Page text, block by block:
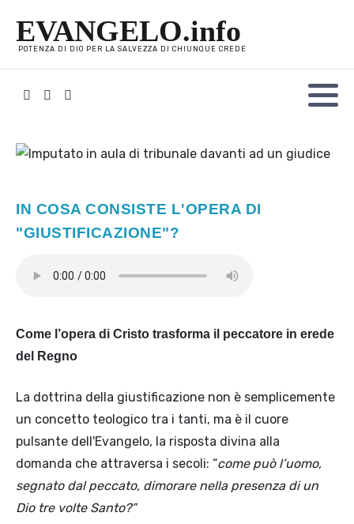
EVANGELO.info
POTENZA DI DIO PER LA SALVEZZA DI CHIUNQUE CREDE
IN COSA CONSISTE L'OPERA DI
"GIUSTIFICAZIONE"?
Come l’opera di Cristo trasforma il peccatore in erede
del Regno
La dottrina della giustificazione non è semplicemente
un concetto teologico tra i tanti, ma è il cuore
pulsante dell'Evangelo, la risposta divina alla
domanda che attraversa i secoli: “come può l’uomo,
segnato dal peccato, dimorare nella presenza di un
Dio tre volte Santo?”